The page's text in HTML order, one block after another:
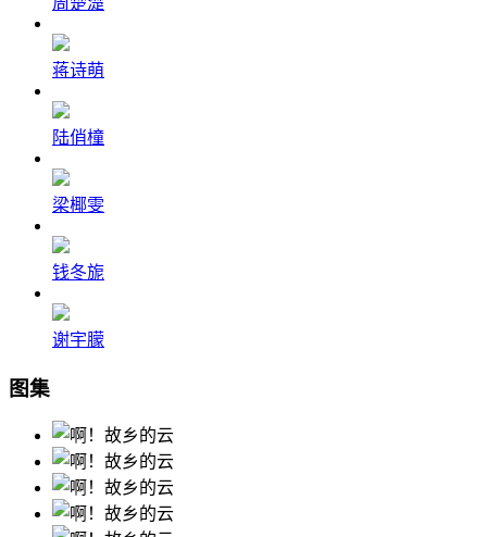
蒋诗萌
陆俏橦
梁椰雯
钱冬旎
谢宇朦
图集